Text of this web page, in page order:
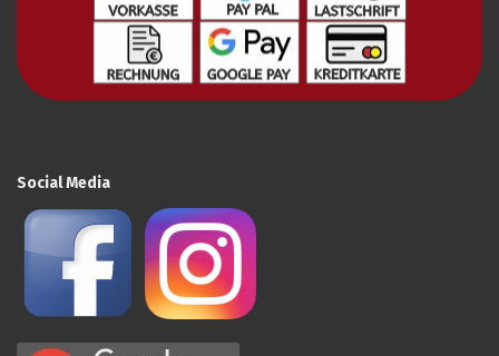
Social Media